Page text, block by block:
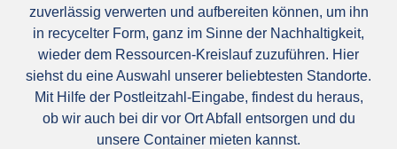
zuverlässig verwerten und aufbereiten können, um ihn
in recycelter Form, ganz im Sinne der Nachhaltigkeit,
wieder dem Ressourcen-Kreislauf zuzuführen. Hier
siehst du eine Auswahl unserer beliebtesten Standorte.
Mit Hilfe der Postleitzahl-Eingabe, findest du heraus,
ob wir auch bei dir vor Ort Abfall entsorgen und du
unsere Container mieten kannst.